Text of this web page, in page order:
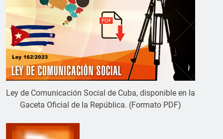
Ley de Comunicación Social de Cuba, disponible en la
Gaceta Oficial de la República. (Formato PDF)